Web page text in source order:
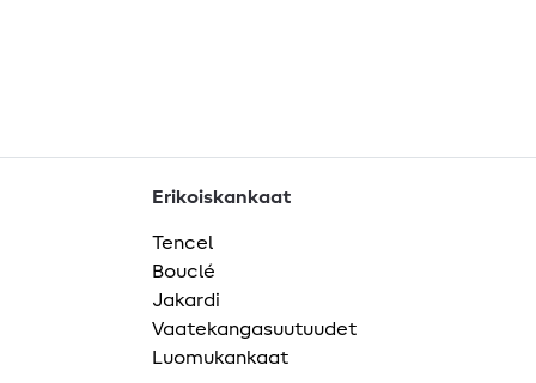
Erikoiskankaat
Tencel
Bouclé
Jakardi
Vaatekangasuutuudet
Luomukankaat